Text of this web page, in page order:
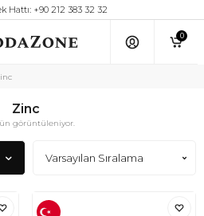
Hattı: +90 212 383 32 32
0
Zinc
görüntüleniyor.